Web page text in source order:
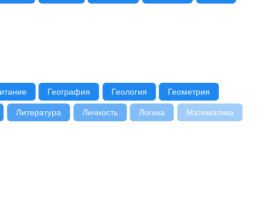
География Геология Геометрия
Литература Личность Логика Математика